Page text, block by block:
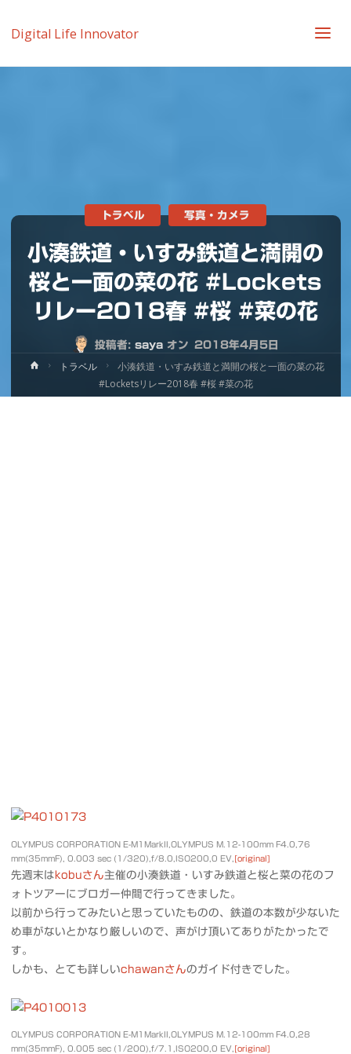
Digital Life Innovator
小湊鉄道・いすみ鉄道と満開の
桜と一面の菜の花 #Lockets
リレー2018春 #桜 #菜の花
投稿者: saya オン 2018年4月5日
トラベル 写真・カメラ
ホ
ム
トラベル
小湊鉄道・いすみ鉄道と満開の桜と一面の菜の花
#Locketsリレー2018春 #桜 #菜の花
OLYMPUS CORPORATION E-M1MarkII,OLYMPUS M.12-100mm F4.0,76
mm(35mmF), 0.003 sec (1/320),f/8.0,ISO200,0 EV, [original]
先週末はkobuさん主催の小湊鉄道・いすみ鉄道と桜と菜の花のフ
ォトツアーにブロガー仲間で行ってきました。
以前から行ってみたいと思っていたものの、鉄道の本数が少ないた
め車がないとかなり厳しいので、声がけ頂いてありがたかったで
す。
しかも、とても詳しいchawanさんのガイド付きでした。
OLYMPUS CORPORATION E-M1MarkII,OLYMPUS M.12-100mm F4.0,28
mm(35mmF), 0.005 sec (1/200),f/7.1,ISO200,0 EV, [original]